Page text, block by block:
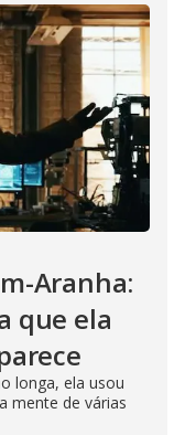
Aranha:
que ela
longa, ela usou
mente de várias